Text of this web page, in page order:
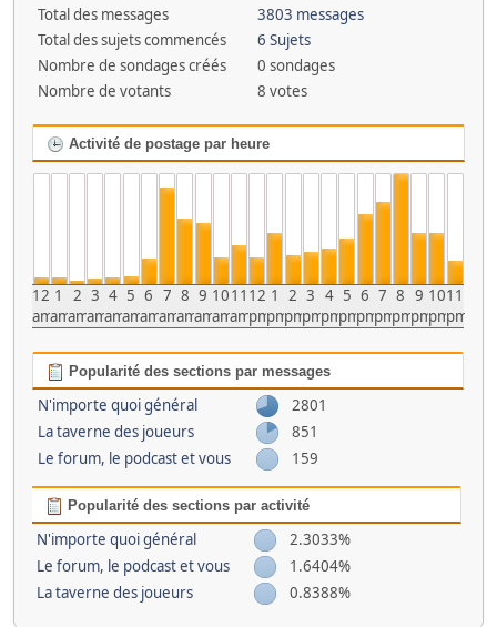
Total des messages
3803 messages
Total des sujets commencés
6 Sujets
Nombre de sondages créés
0 sondages
Nombre de votants
8 votes
Activité de postage par heure
12
am
1
am
2
am
3
am
4
am
5
am
6
am
7
am
8
am
9
am
10
am
11
am
12
pm
1
pm
2
pm
3
pm
4
pm
5
pm
6
pm
7
pm
8
pm
9
pm
10
pm
11
pm
Popularité des sections par messages
N'importe quoi général
2801
La taverne des joueurs
851
Le forum, le podcast et vous
159
Popularité des sections par activité
N'importe quoi général
2.3033%
Le forum, le podcast et vous
1.6404%
La taverne des joueurs
0.8388%